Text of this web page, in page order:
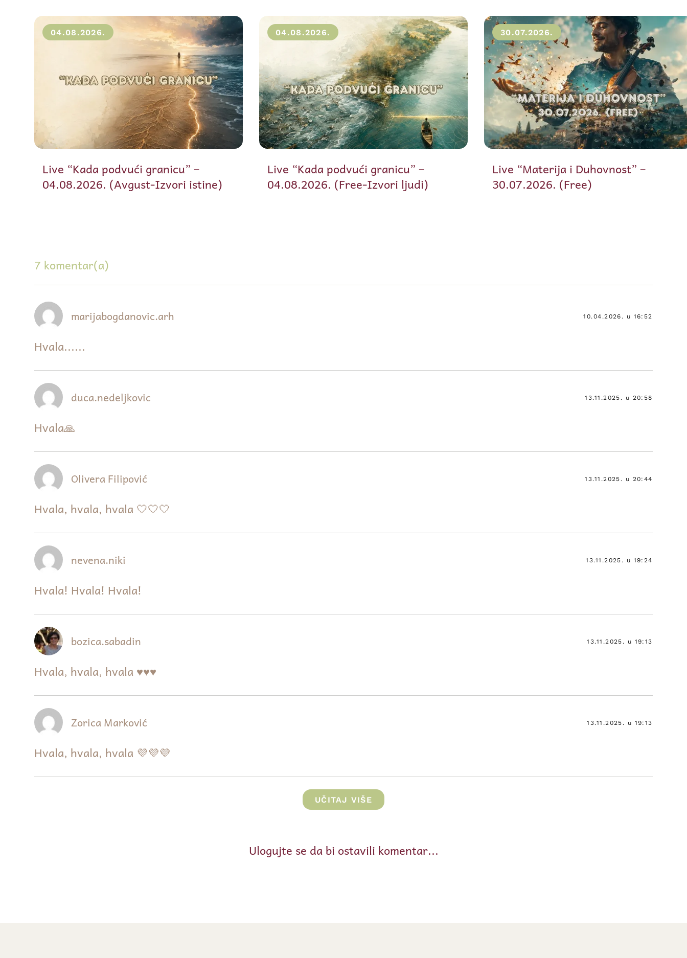
04.08.2026.
Live “Kada podvući granicu” –
04.08.2026. (Avgust-Izvori istine)
04.08.2026.
Live “Kada podvući granicu” –
04.08.2026. (Free-Izvori ljudi)
30.07.2026.
Live “Materija i Duhovnost” –
30.07.2026. (Free)
7 komentar(a)
marijabogdanovic.arh 10.04.2026. u 16:52
Hvala......
duca.nedeljkovic 13.11.2025. u 20:58
Hvala🙏
Olivera Filipović 13.11.2025. u 20:44
Hvala, hvala, hvala 🤍🤍🤍
nevena.niki 13.11.2025. u 19:24
Hvala! Hvala! Hvala!
bozica.sabadin 13.11.2025. u 19:13
Hvala, hvala, hvala ♥♥♥
Zorica Marković 13.11.2025. u 19:13
Hvala, hvala, hvala 💜💜💜
UČITAJ VIŠE
Ulogujte se da bi ostavili komentar...